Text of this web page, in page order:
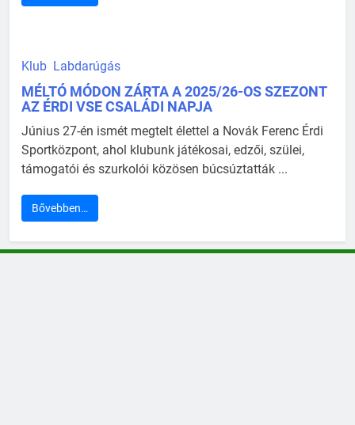
Klub Labdarúgás
MÉLTÓ MÓDON ZÁRTA A 2025/26-OS SZEZONT
AZ ÉRDI VSE CSALÁDI NAPJA
Június 27-én ismét megtelt élettel a Novák Ferenc Érdi
Sportközpont, ahol klubunk játékosai, edzői, szülei,
támogatói és szurkolói közösen búcsúztatták ...
Bővebben…